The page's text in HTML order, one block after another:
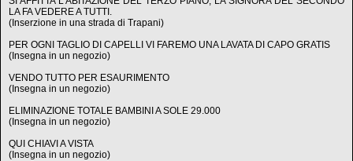
LA FA VEDERE A TUTTI.
(Inserzione in una strada di Trapani)
PER OGNI TAGLIO DI CAPELLI VI FAREMO UNA LAVATA DI CAPO GRATIS
(Insegna in un negozio)
VENDO TUTTO PER ESAURIMENTO
(Insegna in un negozio)
ELIMINAZIONE TOTALE BAMBINI A SOLE 29.000
(Insegna in un negozio)
QUI CHIAVI A VISTA
(Insegna in un negozio)